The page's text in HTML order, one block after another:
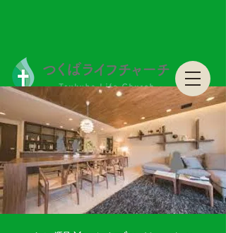
つくばライフチャーチ Tsukuba Life Church
つくばライフチャーチ Tsukuba Life Church